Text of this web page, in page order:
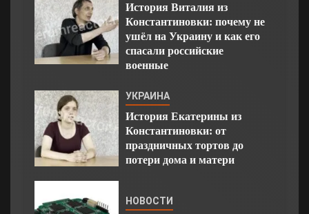
История Виталия из
Константиновки: почему не
ушёл на Украину и как его
спасали российские
военные
УКРАИНА
История Екатерины из
Константиновки: от
праздничных тортов до
потери дома и матери
НОВОСТИ